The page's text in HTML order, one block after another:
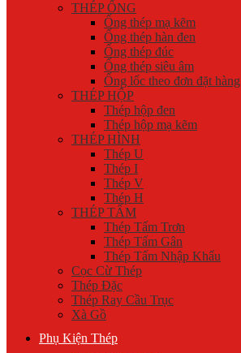
THÉP ỐNG
Ống thép mạ kẽm
Ống thép hàn đen
Ống thép đúc
Ống thép siêu âm
Ống lốc theo đơn đặt hàng
THÉP HỘP
Thép hộp đen
Thép hộp mạ kẽm
THÉP HÌNH
Thép U
Thép I
Thép V
Thép H
THÉP TẤM
Thép Tấm Trơn
Thép Tấm Gân
Thép Tấm Nhập Khẩu
Cọc Cừ Thép
Thép Đặc
Thép Ray Cầu Trục
Xà Gồ
Phụ Kiện Thép